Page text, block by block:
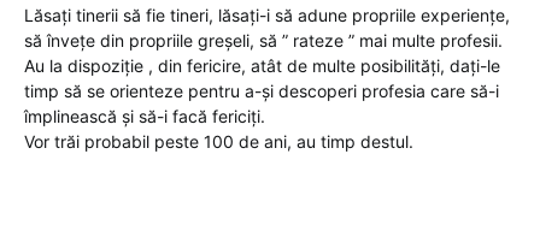
Lăsați tinerii să fie tineri, lăsați-i să adune propriile experiențe,
să învețe din propriile greșeli, să ” rateze ” mai multe profesii.
Au la dispoziție , din fericire, atât de multe posibilități, dați-le
timp să se orienteze pentru a-și descoperi profesia care să-i
împlinească și să-i facă fericiți.
Vor trăi probabil peste 100 de ani, au timp destul.